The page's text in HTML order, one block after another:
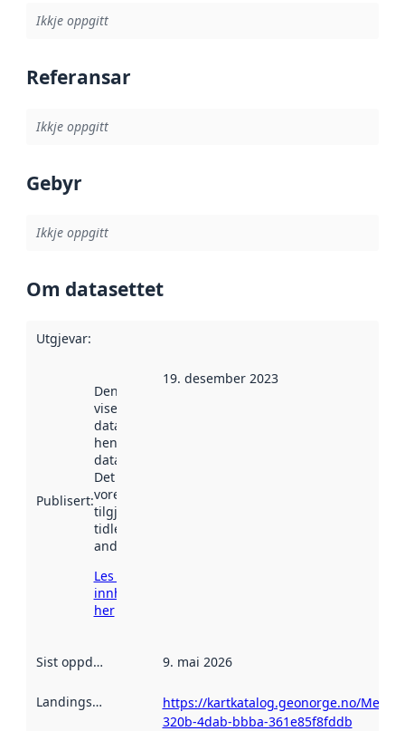
Ikkje oppgitt
Referansar
Ikkje oppgitt
Gebyr
Ikkje oppgitt
Om datasettet
Utgjevar:
Publisert:
Denne datoen
viser når
datasettet vart
henta inn av
data.norge.no.
Det kan ha
vore
tilgjengeleg
tidlegare
andre stader.
Les meir om
innhenting
her
19. desember 2023
Sist oppdatert 9. mai 2026
Landingsside
https://kartkatalog.geonorge.no/
320b-4dab-bbba-361e85f8fddb